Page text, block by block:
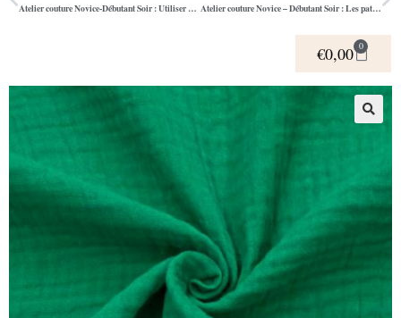
Atelier couture Novice-Débutant Soir : Utiliser sa Machine à coudre: Atelier couture initiation Machine – J’emmène ma machine 39 Atelier couture Novice – Débutant Soir : Les patrons de couture: Atelier comprendre et bien utiliser un patron de couture 39
€0,00 0